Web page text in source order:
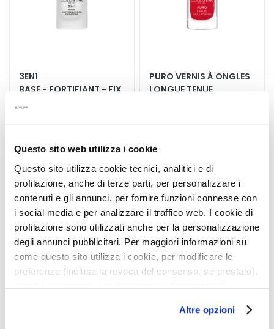
Questo sito web utilizza i cookie
Questo sito utilizza cookie tecnici, analitici e di
profilazione, anche di terze parti, per personalizzare i
contenuti e gli annunci, per fornire funzioni connesse con
i social media e per analizzare il traffico web. I cookie di
profilazione sono utilizzati anche per la personalizzazione
degli annunci pubblicitari. Per maggiori informazioni su
come questo sito utilizza i cookie, per modificare le
preferenze (inclusa la revoca del consenso, se prestato),
nonché per sapere come trattiamo i dati personali –
l’informativa cookie completa e l’informativa privacy
Altre opzioni
e
m
e
n
s
s
p
é
c
i
f
u
e
3EN1
BASE - FORTIFIANT - FIX
Un véritable soin de beauté
fortifiant et fixateur
17,00 €
PURO VERNIS À ONGLES
LONGUE TENUE
Des ongles au fini brillant et
15,00 €
17 colors available
2
MON PROFIL